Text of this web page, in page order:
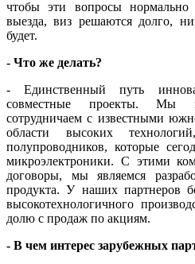
чтобы эти вопросы
выезда, виз решаются долго,
будет.
- Что же делать?
- Единственный путь
совместные проекты. Мы
сотрудничаем с известными
области высоких
полупроводников, которые
микроэлектроники. С этими
договоры, мы являемся
продукта. У наших партнеров
высокотехнологичного
долю с продаж по акциям.
- В чем интерес зарубежных